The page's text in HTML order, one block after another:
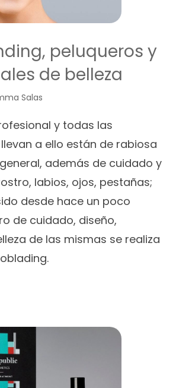
peluqueros y
de belleza
Salas
y todas las
a ello están de rabiosa
además de cuidado y
labios, ojos, pestañas;
desde hace un poco
de cuidado, diseño,
de las mismas se realiza